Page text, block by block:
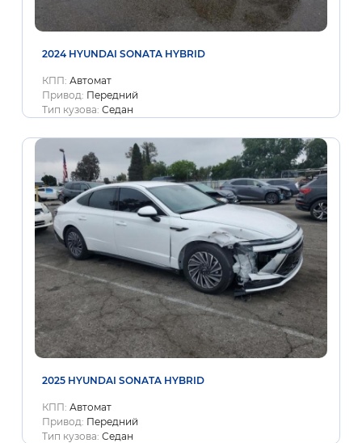
2024 HYUNDAI SONATA HYBRID
КПП: Автомат
Привод: Передний
Тип кузова: Седан
2025 HYUNDAI SONATA HYBRID
КПП: Автомат
Привод: Передний
Тип кузова: Седан